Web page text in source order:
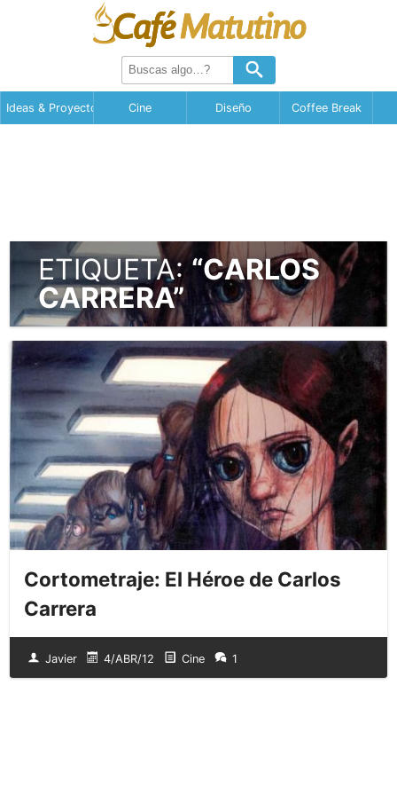
Ideas & Proyectos Cine Diseño Coffee Break
ETIQUETA:“CARLOS
CARRERA”
Cortometraje: El Héroe de Carlos
Carrera
Javier 4/ABR/12 Cine 1